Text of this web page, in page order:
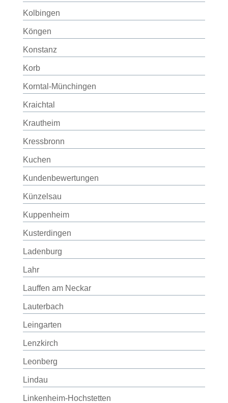
Kolbingen
Köngen
Konstanz
Korb
Korntal-Münchingen
Kraichtal
Krautheim
Kressbronn
Kuchen
Kundenbewertungen
Künzelsau
Kuppenheim
Kusterdingen
Ladenburg
Lahr
Lauffen am Neckar
Lauterbach
Leingarten
Lenzkirch
Leonberg
Lindau
Linkenheim-Hochstetten